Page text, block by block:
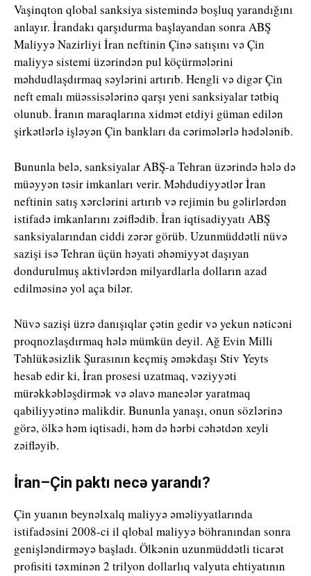
Vaşinqton qlobal sanksiya sistemində boşluq yarandığını
anlayır. İrandakı qarşıdurma başlayandan sonra ABŞ
Maliyyə Nazirliyi İran neftinin Çinə satışını və Çin
maliyyə sistemi üzərindən pul köçürmələrini
məhdudlaşdırmaq səylərini artırıb. Hengli və digər Çin
neft emalı müəssisələrinə qarşı yeni sanksiyalar tətbiq
olunub. İranın maraqlarına xidmət etdiyi güman edilən
şirkətlərlə işləyən Çin bankları da cərimələrlə hədələnib.
Bununla belə, sanksiyalar ABŞ-a Tehran üzərində hələ də
müəyyən təsir imkanları verir. Məhdudiyyətlər İran
neftinin satış xərclərini artırıb və rejimin bu gəlirlərdən
istifadə imkanlarını zəiflədib. İran iqtisadiyyatı ABŞ
sanksiyalarından ciddi zərər görüb. Uzunmüddətli nüvə
sazişi isə Tehran üçün həyati əhəmiyyət daşıyan
dondurulmuş aktivlərdən milyardlarla dolların azad
edilməsinə yol aça bilər.
Nüvə sazişi üzrə danışıqlar çətin gedir və yekun nəticəni
proqnozlaşdırmaq hələ mümkün deyil. Ağ Evin Milli
Təhlükəsizlik Şurasının keçmiş əməkdaşı Stiv Yeyts
hesab edir ki, İran prosesi uzatmaq, vəziyyəti
mürəkkəbləşdirmək və əlavə maneələr yaratmaq
qabiliyyətinə malikdir. Bununla yanaşı, onun sözlərinə
görə, ölkə həm iqtisadi, həm də hərbi cəhətdən xeyli
zəifləyib.
İran–Çin paktı necə yarandı?
Çin yuanın beynəlxalq maliyyə əməliyyatlarında
istifadəsini 2008-ci il qlobal maliyyə böhranından sonra
genişləndirməyə başladı. Ölkənin uzunmüddətli ticarət
profisiti təxminən 2 trilyon dollarlıq valyuta ehtiyatının